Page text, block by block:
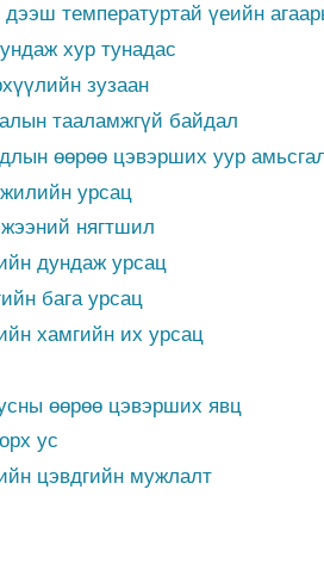
температуртай үеийн
хур тунадас
зузаан
тааламжгүй байдал
өөрөө цэвэрших уур
урсац
нягтшил
дундаж урсац
бага урсац
хамгийн их урсац
өөрөө цэвэрших явц
ус
цэвдгийн мужлалт